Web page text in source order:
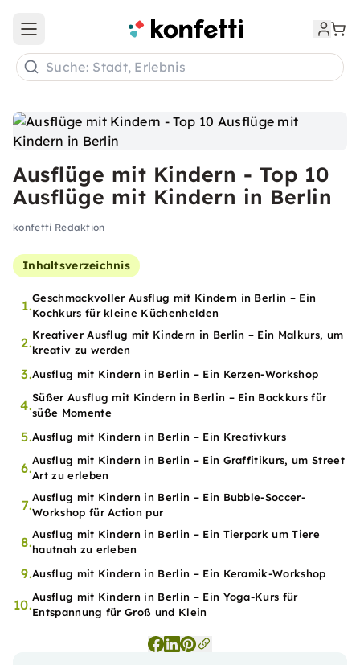
Ausflüge mit Kindern - Top 10
Ausflüge mit Kindern in Berlin
konfetti Redaktion
Inhaltsverzeichnis
1.Geschmackvoller Ausflug mit Kindern in Berlin – Ein
Kochkurs für kleine Küchenhelden
2.Kreativer Ausflug mit Kindern in Berlin – Ein Malkurs, um
kreativ zu werden
3.Ausflug mit Kindern in Berlin – Ein Kerzen-Workshop
4.Süßer Ausflug mit Kindern in Berlin – Ein Backkurs für
süße Momente
5.Ausflug mit Kindern in Berlin – Ein Kreativkurs
6.Ausflug mit Kindern in Berlin – Ein Graffitikurs, um Street
Art zu erleben
7.Ausflug mit Kindern in Berlin – Ein Bubble-Soccer-
Workshop für Action pur
8.Ausflug mit Kindern in Berlin – Ein Tierpark um Tiere
hautnah zu erleben
9.Ausflug mit Kindern in Berlin – Ein Keramik-Workshop
10.Ausflug mit Kindern in Berlin – Ein Yoga-Kurs für
Entspannung für Groß und Klein
Open main menu
Suche: Stadt, Erlebnis